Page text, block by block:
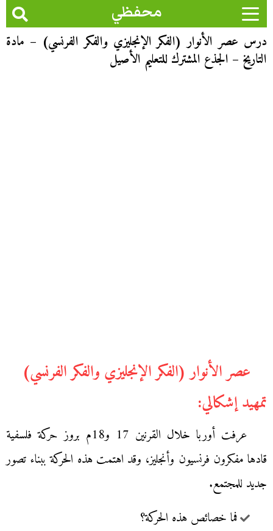
محفظي
درس عصر الأنوار (الفكر الإنجليزي والفكر الفرنسي) – مادة
التاريخ – الجذع المشترك للتعليم الأصيل
عصر الأنوار (الفكر الإنجليزي والفكر الفرنسي)
تمهيد إشكالي:
عرفت أوربا خلال القرنين 17 و18م بروز حركة فلسفية
قادها مفكرون فرنسيون وأنجليز، وقد اهتمت هذه الحركة ببناء تصور
جديد للمجتمع.
فما خصائص هذه الحركة؟